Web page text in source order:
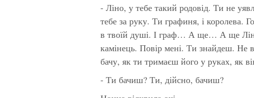
- Ліно, у тебе такий родовід. Ти не
тебе за руку. Ти графиня, і королева.
в твоїй душі. І граф… А ще… А ще
камінець. Повір мені. Ти знайдеш. Не
бачу, як ти тримаєш його у руках, як
- Ти бачиш? Ти, дійсно, бачиш?